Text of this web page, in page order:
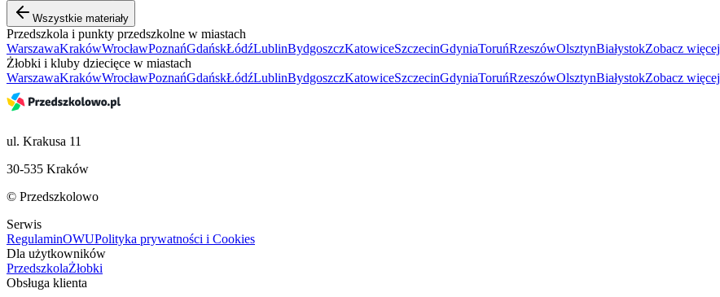
Wszystkie materiały
Przedszkola i punkty przedszkolne w miastach
WarszawaKrakówWrocławPoznańGdańskŁódźLublinBydgoszczKatowiceSzczecinGdyniaToruńRzeszówOlsztynBiałystokZobacz więcej
Żłobki i kluby dziecięce w miastach
WarszawaKrakówWrocławPoznańGdańskŁódźLublinBydgoszczKatowiceSzczecinGdyniaToruńRzeszówOlsztynBiałystokZobacz więcej
ul. Krakusa 11
30-535 Kraków
© Przedszkolowo
Serwis
RegulaminOWUPolityka prywatności i Cookies
Dla użytkowników
PrzedszkolaŻłobki
Obsługa klienta